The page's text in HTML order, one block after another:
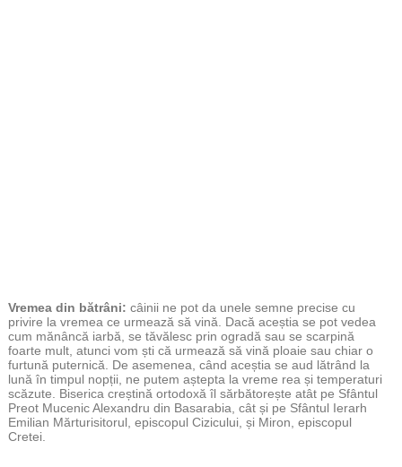
Vremea din bătrâni: câinii ne pot da unele semne precise cu
privire la vremea ce urmează să vină. Dacă aceștia se pot vedea
cum mănâncă iarbă, se tăvălesc prin ogradă sau se scarpină
foarte mult, atunci vom ști că urmează să vină ploaie sau chiar o
furtună puternică. De asemenea, când aceștia se aud lătrând la
lună în timpul nopții, ne putem aștepta la vreme rea și temperaturi
scăzute. Biserica creștină ortodoxă îl sărbătorește atât pe Sfântul
Preot Mucenic Alexandru din Basarabia, cât și pe Sfântul Ierarh
Emilian Mărturisitorul, episcopul Cizicului, și Miron, episcopul
Cretei.